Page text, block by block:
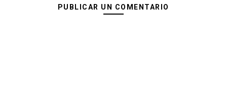
PUBLICAR UN COMENTARIO